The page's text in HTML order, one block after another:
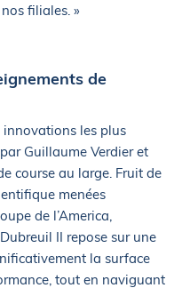
filiales. »
de
innovations les plus
Guillaume Verdier et
course au large. Fruit de
menées
de l’America,
II repose sur une
la surface
tout en naviguant